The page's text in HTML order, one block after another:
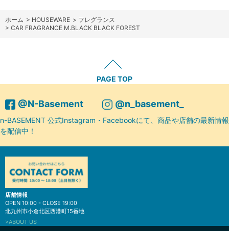
ホーム > HOUSEWARE > フレグランス
> CAR FRAGRANCE M.BLACK BLACK FOREST
PAGE TOP
@N-Basement @n_basement_
n-BASEMENT 公式Instagram・Facebookにて、商品や店舗の最新情報
を配信中！
店舗情報
OPEN 10:00 - CLOSE 19:00
北九州市小倉北区西港町15番地
>ABOUT US